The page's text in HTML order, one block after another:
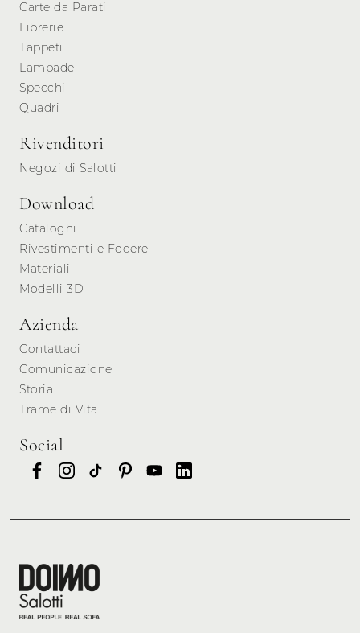
Carte da Parati
Librerie
Tappeti
Lampade
Specchi
Quadri
Rivenditori
Negozi di Salotti
Download
Cataloghi
Rivestimenti e Fodere
Materiali
Modelli 3D
Azienda
Contattaci
Comunicazione
Storia
Trame di Vita
Social